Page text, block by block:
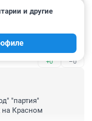
смотрятся очень
от современного
Жаль, что
+0 –0
и другие
"партия"
на Красном